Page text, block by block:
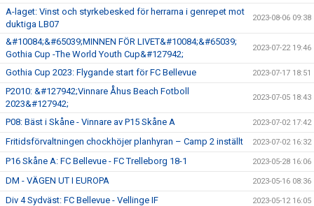
A-laget: Vinst och styrkebesked för herrarna i genrepet mot
duktiga LB07
2023-08-06 09:38
&#10084;&#65039;MINNEN FÖR LIVET&#10084;&#65039;
Gothia Cup -The World Youth Cup&#127942;
2023-07-22 19:46
Gothia Cup 2023: Flygande start för FC Bellevue 2023-07-17 18:51
P2010: &#127942;Vinnare Åhus Beach Fotboll
2023&#127942;
2023-07-05 18:43
P08: Bäst i Skåne - Vinnare av P15 Skåne A 2023-07-02 17:42
Fritidsförvaltningen chockhöjer planhyran – Camp 2 inställt 2023-07-02 16:32
P16 Skåne A: FC Bellevue - FC Trelleborg 18-1 2023-05-28 16:06
DM - VÄGEN UT I EUROPA 2023-05-16 08:36
Div 4 Sydväst: FC Bellevue - Vellinge IF 2023-05-12 16:05